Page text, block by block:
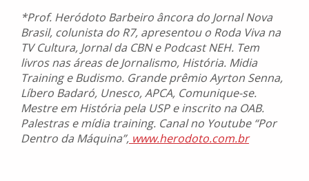
*Prof. Heródoto Barbeiro âncora do Jornal Nova
Brasil, colunista do R7, apresentou o Roda Viva na
TV Cultura, Jornal da CBN e Podcast NEH. Tem
livros nas áreas de Jornalismo, História. Midia
Training e Budismo. Grande prêmio Ayrton Senna,
Líbero Badaró, Unesco, APCA, Comunique-se.
Mestre em História pela USP e inscrito na OAB.
Palestras e mídia training. Canal no Youtube “Por
Dentro da Máquina”, www.herodoto.com.br